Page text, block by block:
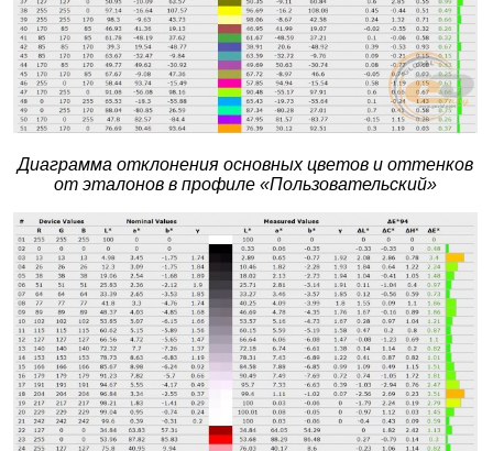
Диаграмма отклонения основных цветов и оттенков
от эталонов в профиле «Пользовательский»